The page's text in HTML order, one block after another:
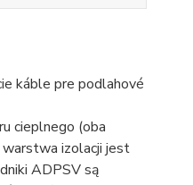
káble pre podlahové
cieplnego (oba
warstwa izolacji jest
ADPSV są